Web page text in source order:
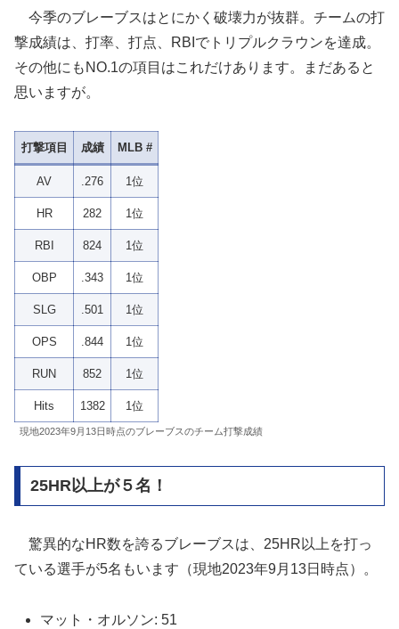
今季のブレーブスはとにかく破壊力が抜群。チームの打
撃成績は、打率、打点、RBIでトリプルクラウンを達成。
その他にもNO.1の項目はこれだけあります。まだあると
思いますが。
打撃項目 成績 MLB #
AV .276 1位
HR 282 1位
RBI 824 1位
OBP .343 1位
SLG .501 1位
OPS .844 1位
RUN 852 1位
Hits 1382 1位
現地2023年9月13日時点のブレーブスのチーム打撃成績
25HR以上が５名！
驚異的なHR数を誇るブレーブスは、25HR以上を打っ
ている選手が5名もいます（現地2023年9月13日時点）。
マット・オルソン: 51